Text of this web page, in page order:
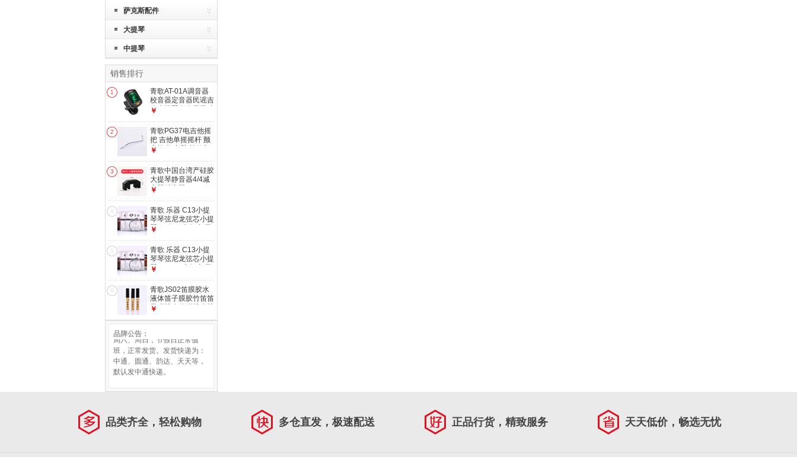
萨克斯配件
大提琴
中提琴
销售排行
1
青歌AT-01A调音器
校音器定音器民谣吉
他小提琴尤克里里弦
调音器/黑色
￥
2
青歌PG37电吉他摇
把 吉他单摇摇杆 颤
音棒 颤音臂 螺纹颤
他摇把(银色)
￥
3
青歌中国台湾产硅胶
大提琴静音器4/4减
音器消音器 ARTINO
01小提琴弱音器
￥
4
青歌 乐器 C13小提
琴琴弦尼龙弦芯小提
琴1-2-3-4弦套弦 尼
提琴弦4/4-3/4套弦
(1套4根)
￥
5
青歌 乐器 C13小提
琴琴弦尼龙弦芯小提
琴1-2-3-4弦套弦 尼
提琴弦E-1单根(3/4-
4/4)
￥
6
青歌JS02笛膜胶水
液体笛子膜胶竹笛笛
子膜胶水竹膜胶水胶
￥
品牌公告：
郑重承诺：
100%的正品保障。
100%的客户服务。
100%产品满意度。
100%无假日店铺。
周六、周日，节假日正常值
班，正常发货。发货快递为：
中通、圆通、韵达、天天等，
默认发中通快递。
品类齐全，轻松购物 多仓直发，极速配送 正品行货，精致服务 天天低价，畅选无忧